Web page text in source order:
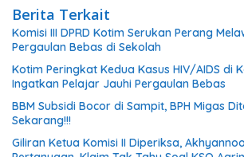
Berita Terkait
Komisi III DPRD Kotim Serukan Perang
Pergaulan Bebas di Sekolah
Kotim Peringkat Kedua Kasus HIV/AIDS di
Ingatkan Pelajar Jauhi Pergaulan Bebas
BBM Subsidi Bocor di Sampit, BPH Migas
Sekarang!!!
Giliran Ketua Komisi II Diperiksa,